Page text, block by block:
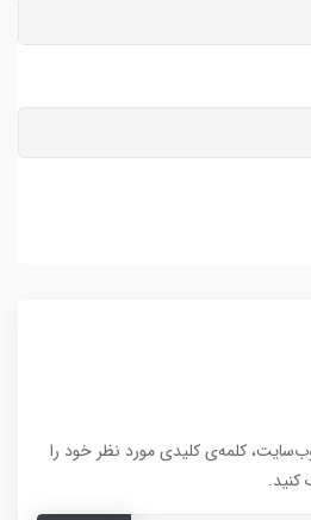
کلمه‌ی کلیدی مورد نظر خود را
کنید.